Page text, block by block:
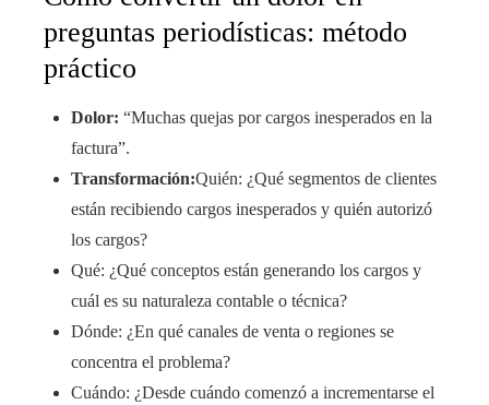
preguntas periodísticas: método
práctico
Dolor: “Muchas quejas por cargos inesperados en la
factura”.
Transformación:Quién: ¿Qué segmentos de clientes
están recibiendo cargos inesperados y quién autorizó
los cargos?
Qué: ¿Qué conceptos están generando los cargos y
cuál es su naturaleza contable o técnica?
Dónde: ¿En qué canales de venta o regiones se
concentra el problema?
Cuándo: ¿Desde cuándo comenzó a incrementarse el